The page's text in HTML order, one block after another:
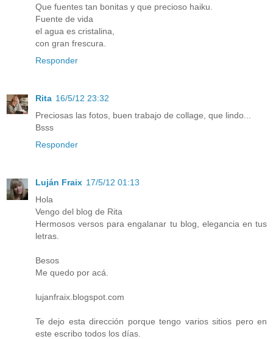
Que fuentes tan bonitas y que precioso haiku.
Fuente de vida
el agua es cristalina,
con gran frescura.
Responder
Rita 16/5/12 23:32
Preciosas las fotos, buen trabajo de collage, que lindo...
Bsss
Responder
Luján Fraix 17/5/12 01:13
Hola
Vengo del blog de Rita
Hermosos versos para engalanar tu blog, elegancia en tus
letras.
Besos
Me quedo por acá.
lujanfraix.blogspot.com
Te dejo esta dirección porque tengo varios sitios pero en
este escribo todos los días.